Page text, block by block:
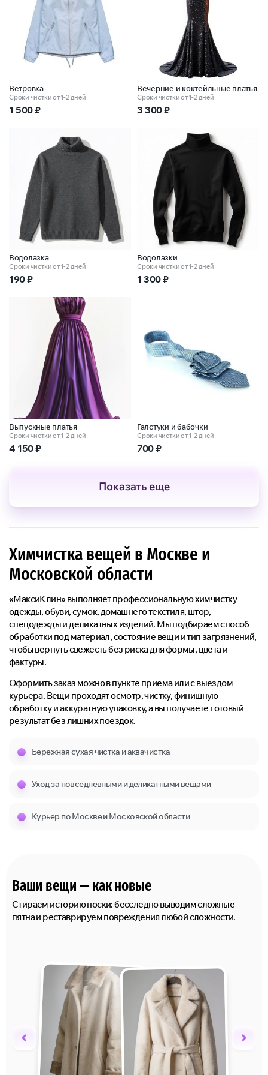
Ветровка
Сроки чистки от 1-2 дней
1 500₽
Вечерние и коктейльные платья
Сроки чистки от 1-2 дней
3 300₽
Водолазка
Сроки чистки от 1-2 дней
190₽
Водолазки
Сроки чистки от 1-2 дней
1 300₽
Выпускные платья
Сроки чистки от 1-2 дней
4 150₽
Галстуки и бабочки
Сроки чистки от 1-2 дней
700₽
Показать еще
Химчистка вещей в Москве и
Московской области
«МаксиКлин» выполняет профессиональную химчистку
одежды, обуви, сумок, домашнего текстиля, штор,
спецодежды и деликатных изделий. Мы подбираем способ
обработки под материал, состояние вещи и тип загрязнений,
чтобы вернуть свежесть без риска для формы, цвета и
фактуры.
Оформить заказ можно в пункте приема или с выездом
курьера. Вещи проходят осмотр, чистку, финишную
обработку и аккуратную упаковку, а вы получаете готовый
результат без лишних поездок.
Бережная сухая чистка и аквачистка
Уход за повседневными и деликатными вещами
Курьер по Москве и Московской области
Ваши вещи — как новые
Стираем историю носки: бесследно выводим сложные
пятна и реставрируем повреждения любой сложности.